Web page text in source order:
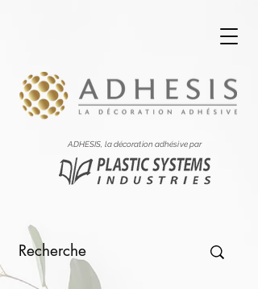
ADHESIS, la décoration adhésive par